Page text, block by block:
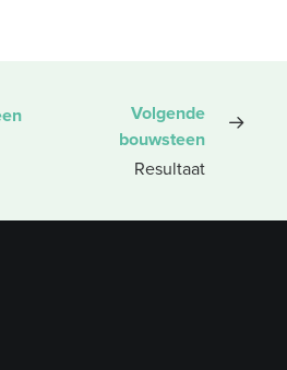
Volgende
bouwsteen
Resultaat